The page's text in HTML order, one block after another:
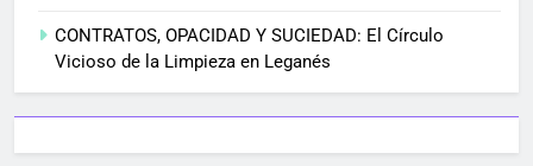
CONTRATOS, OPACIDAD Y SUCIEDAD: El Círculo
Vicioso de la Limpieza en Leganés